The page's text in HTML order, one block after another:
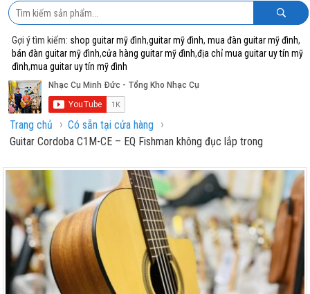
Gợi ý tìm kiếm: shop guitar mỹ đình,guitar mỹ đình,mua đàn guitar mỹ đình,
bán đàn guitar mỹ đình,cửa hàng guitar mỹ đình,địa chỉ mua guitar uy tín mỹ
đình,mua guitar uy tín mỹ đình
Trang chủ › Có sẵn tại cửa hàng ›
Guitar Cordoba C1M-CE – EQ Fishman không đục lắp trong